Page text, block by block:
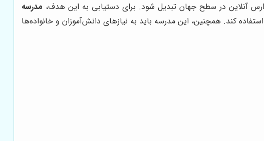
آنلاین در سطح جهان تبدیل شود. برای دستیابی به این هدف، مدرسه
کند. همچنین، این مدرسه باید به نیازهای دانش‌آموزان و خانواده‌ها